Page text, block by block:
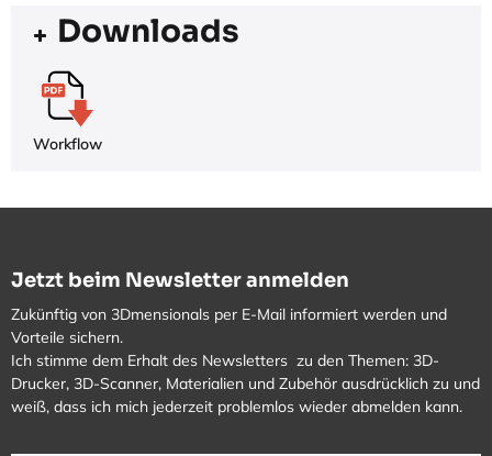
Downloads
Workflow
Jetzt beim Newsletter anmelden
Zukünftig von 3Dmensionals per E-Mail informiert werden und
Vorteile sichern.
Ich stimme dem Erhalt des Newsletters zu den Themen: 3D-
Drucker, 3D-Scanner, Materialien und Zubehör ausdrücklich zu und
weiß, dass ich mich jederzeit problemlos wieder abmelden kann.